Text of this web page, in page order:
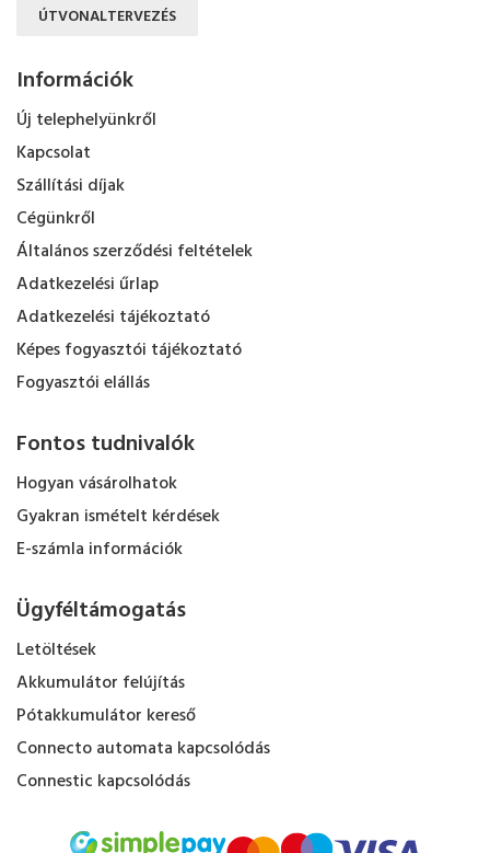
ÚTVONALTERVEZÉS
Információk
Új telephelyünkről
Kapcsolat
Szállítási díjak
Cégünkről
Általános szerződési feltételek
Adatkezelési űrlap
Adatkezelési tájékoztató
Képes fogyasztói tájékoztató
Fogyasztói elállás
Fontos tudnivalók
Hogyan vásárolhatok
Gyakran ismételt kérdések
E-számla információk
Ügyféltámogatás
Letöltések
Akkumulátor felújítás
Pótakkumulátor kereső
Connecto automata kapcsolódás
Connestic kapcsolódás